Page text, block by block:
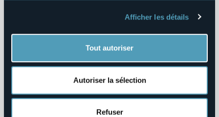
Afficher les détails
Tout autoriser
Autoriser la sélection
Refuser
Villa Bossi